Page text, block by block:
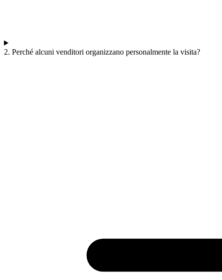
2. Perché alcuni venditori organizzano personalmente la visita?